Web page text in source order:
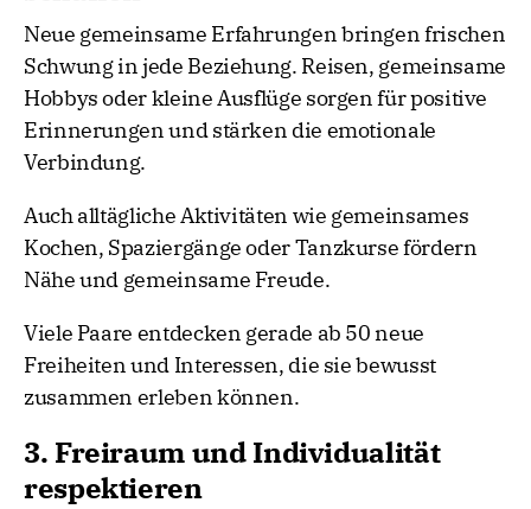
Neue gemeinsame Erfahrungen bringen frischen
Schwung in jede Beziehung. Reisen, gemeinsame
Hobbys oder kleine Ausflüge sorgen für positive
Erinnerungen und stärken die emotionale
Verbindung.
Auch alltägliche Aktivitäten wie gemeinsames
Kochen, Spaziergänge oder Tanzkurse fördern
Nähe und gemeinsame Freude.
Viele Paare entdecken gerade ab 50 neue
Freiheiten und Interessen, die sie bewusst
zusammen erleben können.
3. Freiraum und Individualität
respektieren